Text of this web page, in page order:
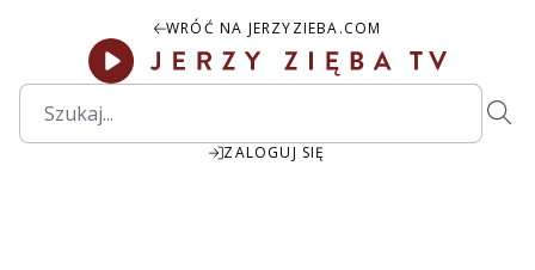
WRÓĆ NA JERZYZIEBA.COM
ZALOGUJ SIĘ